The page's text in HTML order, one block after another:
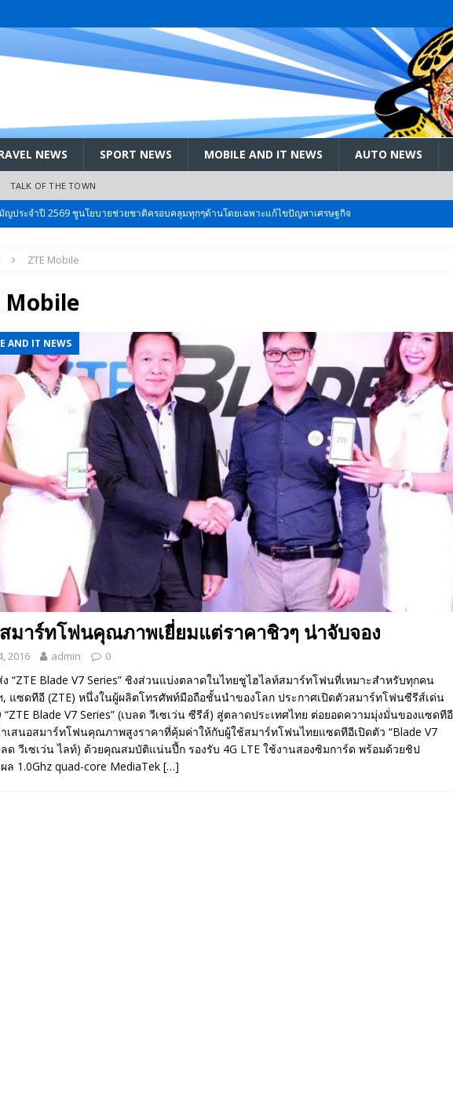
NEWS SPORT NEWS MOBILE AND IT NEWS AUTO NEWS
TALK OF THE TOWN
ประจำปี 2569 ชูนโยบายช่วยชาติครอบคลุมทุกๆด้านโดยเฉพาะแก้ไขปัญหาเศรษฐกิจ
47th Bangkok International Motor 2026 ที่คนรักรถ ไม่ควรพลาด 25 มีค. – 5
ผนึกกำลัง สกัด!! เจาะสนามเจดีย์ใหญ่: เมื่อคะแนนนิยม ‘ส้ม’ พุ่งชนกำแพง ‘บ้านใหญ่’ ใน
กธงผู้นำ EV สองล้อที่เข้าใจผู้ใช้ไทยมากที่สุด
AUTO NEWS
กรรมอาหารสุขภาพ “GIN-D” EVENT SOCIAL LIFE
ZTE Mobile
Mobile
AND IT NEWS
มาร์ทโฟนคุณภาพเยี่ยมแต่ราคาชิวๆ น่าจับจอง
2016 admin 0
“ZTE Blade V7 Series” ชิงส่วนแบ่งตลาดในไทยชูไฮไลท์สมาร์ทโฟนที่เหมาะสำหรับทุกคน
, แซดทีอี (ZTE) หนึ่งในผู้ผลิตโทรศัพท์มือถือชั้นนำของโลก ประกาศเปิดตัวสมาร์ทโฟนซีรีส์เด่น
“ZTE Blade V7 Series” (เบลด วีเซเว่น ซีรีส์) สู่ตลาดประเทศไทย ต่อยอดความมุ่งมั่นของแซดทีอี
เสนอสมาร์ทโฟนคุณภาพสูงราคาที่คุ้มค่าให้กับผู้ใช้สมาร์ทโฟนไทยแซดทีอีเปิดตัว “Blade V7
ลด วีเซเว่น ไลท์) ด้วยคุณสมบัติแน่นปึ้ก รองรับ 4G LTE ใช้งานสองซิมการ์ด พร้อมด้วยชิป
ล 1.0Ghz quad-core MediaTek […]